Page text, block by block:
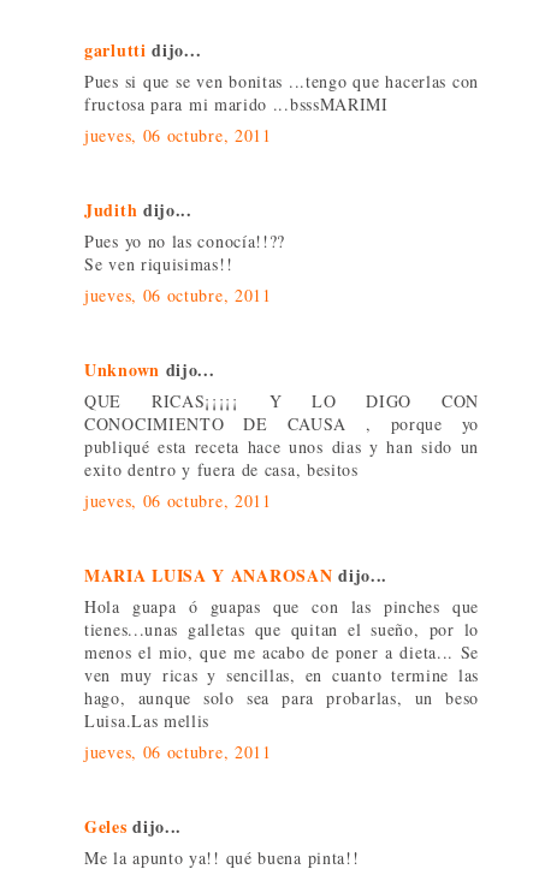
garlutti dijo...
Pues si que se ven bonitas ...tengo que hacerlas con
fructosa para mi marido ...bsssMARIMI
jueves, 06 octubre, 2011
Judith dijo...
Pues yo no las conocía!!??
Se ven riquisimas!!
jueves, 06 octubre, 2011
Unknown dijo...
QUE RICAS¡¡¡¡¡ Y LO DIGO CON
CONOCIMIENTO DE CAUSA , porque yo
publiqué esta receta hace unos dias y han sido un
exito dentro y fuera de casa, besitos
jueves, 06 octubre, 2011
MARIA LUISA Y ANAROSAN dijo...
Hola guapa ó guapas que con las pinches que
tienes...unas galletas que quitan el sueño, por lo
menos el mio, que me acabo de poner a dieta... Se
ven muy ricas y sencillas, en cuanto termine las
hago, aunque solo sea para probarlas, un beso
Luisa.Las mellis
jueves, 06 octubre, 2011
Geles dijo...
Me la apunto ya!! qué buena pinta!!